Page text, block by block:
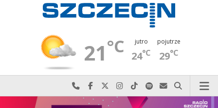
21°C jutro
24°C
pojutrze
29°C
Najlepiej po prostu do nas zadzwoń
Odwiedź nas na Facebook-u
Odwiedź nas na X
Odwiedź nas na Instagram-ie
Odwiedź nas na TikTok-u
Szukaj nas na Spotify
Wyślij do nas
Szukaj